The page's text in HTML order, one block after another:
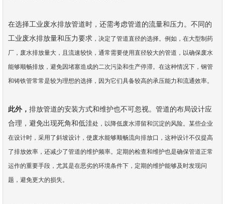
在选择工业废水排放管道时，还需考虑管道的流量和压力。不同的
工业废水排放量和压力要求，决定了管道直径的选择。例如，在大型制药
厂，废水排放量大，且流速较快，通常需要使用直径较大的管道，以确保废水
能够顺畅排放，避免因堵塞造成的二次污染和生产停滞。在这种情况下，钢管
和铸铁管常常是较为理想的选择，因为它们具备较高的承压能力和流通效率。
此外， 排放管道的安装方式和维护也不可忽视。管道的布局设计应
合理，避免出现死角和低洼处，以降低废水滞留和沉淀的风险。某些企业
在设计时，采用了斜坡设计，使废水能够顺畅流向排放口，这种设计不仅提高
了排放效率，还减少了管道的维护频率。定期的检查和维护也是确保管道正常
运作的重要手段，尤其是在恶劣的环境条件下，定期的维护能够及时发现问
题， 避免更大的损失。